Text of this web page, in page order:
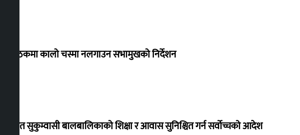
संसद् बैठकमा कालो चस्मा नलगाउन सभामुखको निर्देशन
विस्थापित सुकुम्वासी बालबालिकाको शिक्षा र आवास सुनिश्चित गर्न सर्वोच्चको आदेश